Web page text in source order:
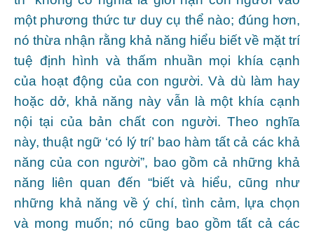
một phương thức tư duy cụ thể nào; đúng hơn,
nó thừa nhận rằng khả năng hiểu biết về mặt trí
tuệ định hình và thấm nhuần mọi khía cạnh
của hoạt động của con người. Và dù làm hay
hoặc dở, khả năng này vẫn là một khía cạnh
nội tại của bản chất con người. Theo nghĩa
này, thuật ngữ ‘có lý trí’ bao hàm tất cả các khả
năng của con người”, bao gồm cả những khả
năng liên quan đến “biết và hiểu, cũng như
những khả năng về ý chí, tình cảm, lựa chọn
và mong muốn; nó cũng bao gồm tất cả các